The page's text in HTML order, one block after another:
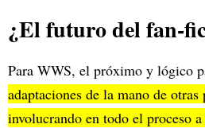
¿El futuro del fan-
Para WWS, el próximo y lógico
adaptaciones de la mano de otras
involucrando en todo el proceso